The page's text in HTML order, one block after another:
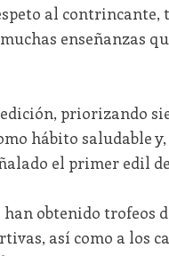
al contrincante,
enseñanzas
priorizando
hábito saludable y,
el primer edil
obtenido trofeos
así como a los